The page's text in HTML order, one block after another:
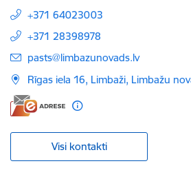
+371 64023003
+371 28398978
E-pasts:
pasts@limbazunovads.lv
Rīgas iela 16, Limbaži, Limbažu
Visi kontakti